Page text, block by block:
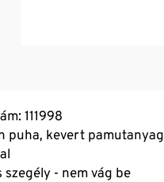
111998
puha, kevert pamutanyag
szegély - nem vág be